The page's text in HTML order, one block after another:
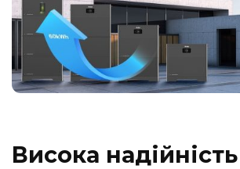
Висока надійність